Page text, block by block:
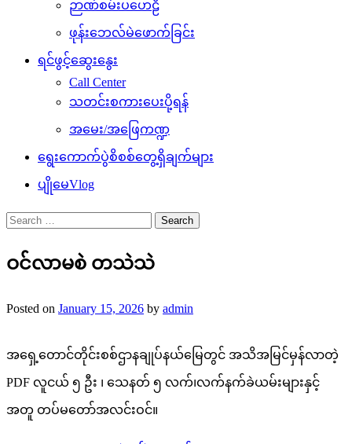
ဉာဏ်စမ်းပဟေဠိ
ဖုန်းဘေလ်မဲဖောက်ခြင်း
ရင်ဖွင့်ဆွေးနွေး
Call Center
သတင်းစကားပေးပို့ရန်
အမေး/အဖြေကဏ္ဍ
ရွေးကောက်ပွဲစိစစ်တွေ့ရှိချက်များ
ပျိုမေVlog
Search
for:
ဝင်လာမစဲ တသဲသဲ
Posted on January 15, 2026 by admin
အရှေ့တောင်တိုင်းစစ်ဌာနချုပ်နယ်မြေတွင် အသိအမြင်မှန်လာတဲ့
PDF လူငယ် ၅ ဦး ၊ သေနတ် ၅ လက်၊လက်နက်ခဲယမ်းများနှင့်
အတူ တပ်မတော်အလင်းဝင်။